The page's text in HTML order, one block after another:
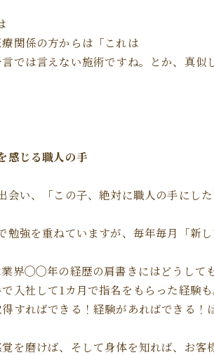
関係の方からは「これは
では言えない施術ですね。とか、真
感じる職人の手
会い、「この子、絶対に職人の手にし
勉強を重ねていますが、毎年毎月「新
界◯◯年の経歴の肩書きにはどうして
入社して1カ月で指名をもらった経験も
すればできる！経験があればできる
を磨けば、そして身体を知れば、お